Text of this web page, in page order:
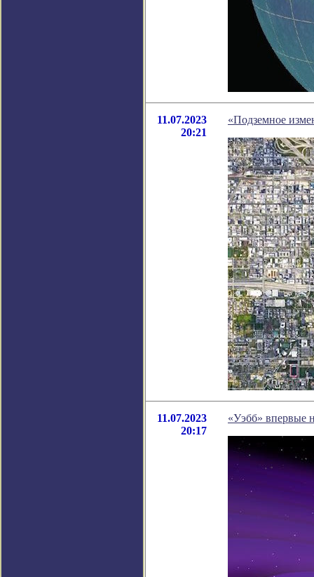
11.07.2023
20:21
«Подземное
11.07.2023
20:17
«Уэбб» впервые